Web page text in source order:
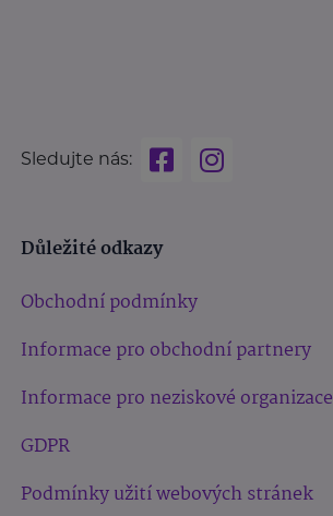
Sledujte nás:
Důležité odkazy
Obchodní podmínky
Informace pro obchodní partnery
Informace pro neziskové organizace
GDPR
Podmínky užití webových stránek